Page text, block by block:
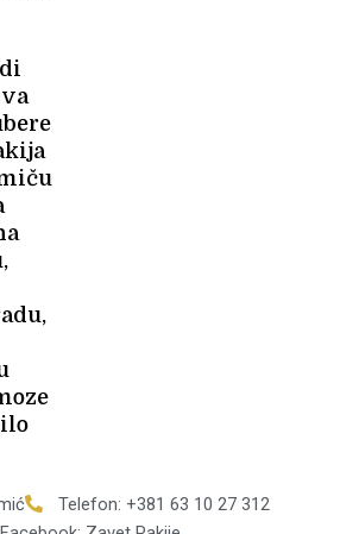
Telefon: +381 63 10 27 312